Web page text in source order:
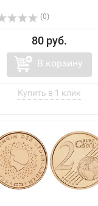
(0)
80 руб.
В корзину